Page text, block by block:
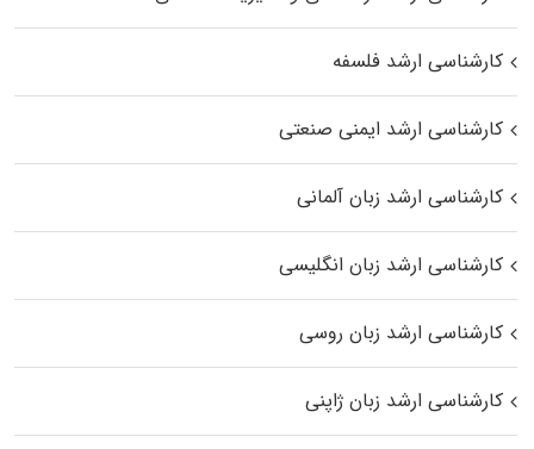
کارشناسی ارشد فلسفه
کارشناسی ارشد ایمنی صنعتی
کارشناسی ارشد زبان آلمانی
کارشناسی ارشد زبان انگلیسی
کارشناسی ارشد زبان روسی
کارشناسی ارشد زبان ژاپنی